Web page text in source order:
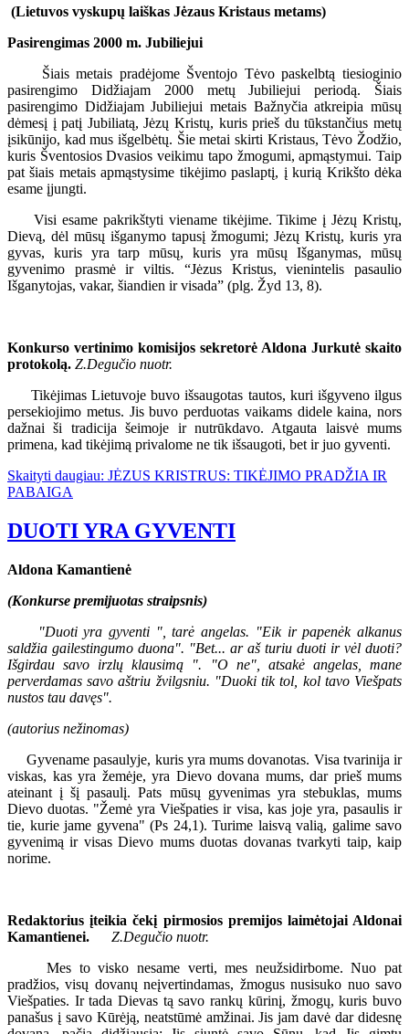
(Lietuvos vyskupų laiškas Jėzaus Kristaus metams)
Pasirengimas 2000 m. Jubiliejui
Šiais metais pradėjome Šventojo Tėvo paskelbtą tiesioginio
pasirengimo Didžiajam 2000 metų Jubiliejui periodą. Šiais
pasirengimo Didžiajam Jubiliejui metais Bažnyčia atkreipia mūsų
dėmesį į patį Jubiliatą, Jėzų Kristų, kuris prieš du tūkstančius metų
įsikūnijo, kad mus išgelbėtų. Šie metai skirti Kristaus, Tėvo Žodžio,
kuris Šventosios Dvasios veikimu tapo žmogumi, apmąstymui. Taip
pat šiais metais apmąstysime tikėjimo paslaptį, į kurią Krikšto dėka
esame įjungti.
Visi esame pakrikštyti viename tikėjime. Tikime į Jėzų Kristų,
Dievą, dėl mūsų išganymo tapusį žmogumi; Jėzų Kristų, kuris yra
gyvas, kuris yra tarp mūsų, kuris yra mūsų Išganymas, mūsų
gyvenimo prasmė ir viltis. “Jėzus Kristus, vienintelis pasaulio
Išganytojas, vakar, šiandien ir visada” (plg. Žyd 13, 8).
Konkurso vertinimo komisijos sekretorė Aldona Jurkutė skaito
protokolą. Z.Degučio nuotr.
Tikėjimas Lietuvoje buvo išsaugotas tautos, kuri išgyveno ilgus
persekiojimo metus. Jis buvo perduotas vaikams didele kaina, nors
dažnai ši tradicija šeimoje ir nutrūkdavo. Atgauta laisvė mums
primena, kad tikėjimą privalome ne tik išsaugoti, bet ir juo gyventi.
Skaityti daugiau: JĖZUS KRISTRUS: TIKĖJIMO PRADŽIA IR
PABAIGA
DUOTI YRA GYVENTI
Aldona Kamantienė
(Konkurse premijuotas straipsnis)
"Duoti yra gyventi ", tarė angelas. "Eik ir papenėk alkanus
saldžia gailestingumo duona". "Bet... ar aš turiu duoti ir vėl duoti?
Išgirdau savo irzlų klausimą ". "O ne", atsakė angelas, mane
perverdamas savo aštriu žvilgsniu. "Duoki tik tol, kol tavo Viešpats
nustos tau davęs".
(autorius nežinomas)
Gyvename pasaulyje, kuris yra mums dovanotas. Visa tvarinija ir
viskas, kas yra žemėje, yra Dievo dovana mums, dar prieš mums
ateinant į šį pasaulį. Pats mūsų gyvenimas yra stebuklas, mums
Dievo duotas. "Žemė yra Viešpaties ir visa, kas joje yra, pasaulis ir
tie, kurie jame gyvena" (Ps 24,1). Turime laisvą valią, galime savo
gyvenimą ir visas Dievo mums duotas dovanas tvarkyti taip, kaip
norime.
Redaktorius įteikia čekį pirmosios premijos laimėtojai Aldonai
Kamantienei.
Z.Degučio nuotr.
Mes to visko nesame verti, mes neužsidirbome. Nuo pat
pradžios, visų dovanų neįvertindamas, žmogus nusisuko nuo savo
Viešpaties. Ir tada Dievas tą savo rankų kūrinį, žmogų, kuris buvo
panašus į savo Kūrėją, neatstūmė amžinai. Jis jam davė dar didesnę